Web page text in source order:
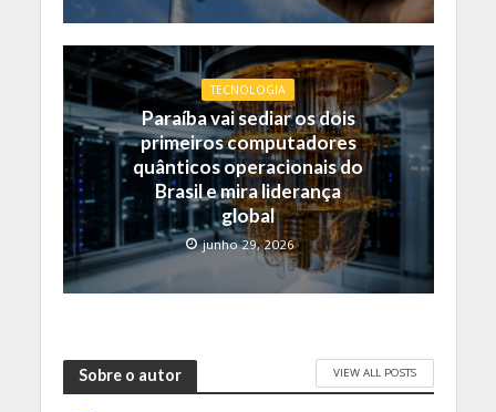
TECNOLOGIA
Paraíba vai sediar os dois
primeiros computadores
quânticos operacionais do
Brasil e mira liderança
global
junho 29, 2026
Sobre o autor VIEW ALL POSTS